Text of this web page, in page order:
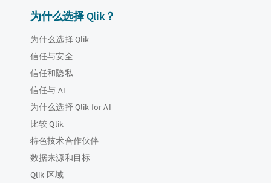
为什么选择 Qlik？
为什么选择 Qlik
信任与安全
信任和隐私
信任与 AI
为什么选择 Qlik for AI
比较 Qlik
特色技术合作伙伴
数据来源和目标
Qlik 区域